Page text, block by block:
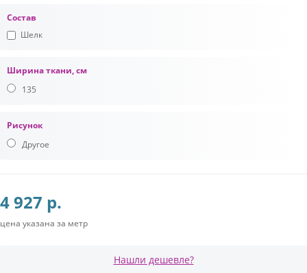
Состав
Шелк
Ширина ткани, см
135
Рисунок
Другое
4 927 р.
цена указана за метр
Нашли дешевле?